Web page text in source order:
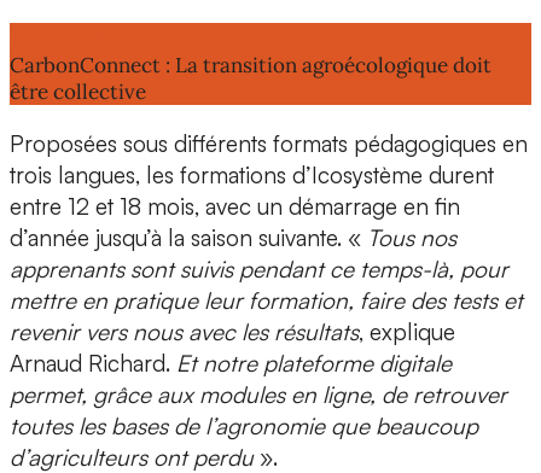
CarbonConnect : La transition agroécologique doit
être collective
Proposées sous différents formats pédagogiques en
trois langues, les formations d’Icosystème durent
entre 12 et 18 mois, avec un démarrage en fin
d’année jusqu’à la saison suivante. « Tous nos
apprenants sont suivis pendant ce temps-là, pour
mettre en pratique leur formation, faire des tests et
revenir vers nous avec les résultats, explique
Arnaud Richard. Et notre plateforme digitale
permet, grâce aux modules en ligne, de retrouver
toutes les bases de l’agronomieque beaucoup
d’agriculteurs ont perdu».